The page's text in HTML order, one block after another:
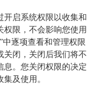
开启系统权限以收集和
权限，不会影响您使用
中逐项查看和管理权限
关闭，关闭后我们将不
息。您关闭权限的决定
及使用。